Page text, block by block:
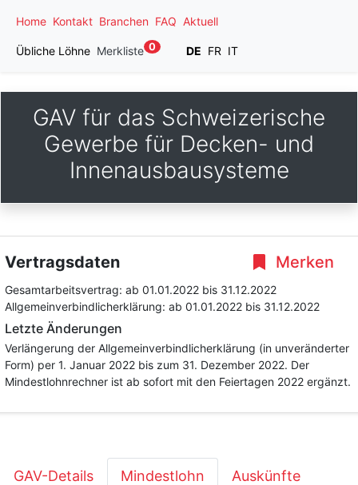
Home Kontakt Branchen FAQ Aktuell
Übliche Löhne Merkliste 0 DE FR IT
GAV für das Schweizerische
Gewerbe für Decken- und
Innenausbausysteme
Merken
Vertragsdaten
Gesamtarbeitsvertrag: ab 01.01.2022 bis 31.12.2022
Allgemeinverbindlicherklärung: ab 01.01.2022 bis 31.12.2022
Letzte Änderungen
Verlängerung der Allgemeinverbindlicherklärung (in unveränderter
Form) per 1. Januar 2022 bis zum 31. Dezember 2022. Der
Mindestlohnrechner ist ab sofort mit den Feiertagen 2022 ergänzt.
GAV-Details Mindestlohn Auskünfte